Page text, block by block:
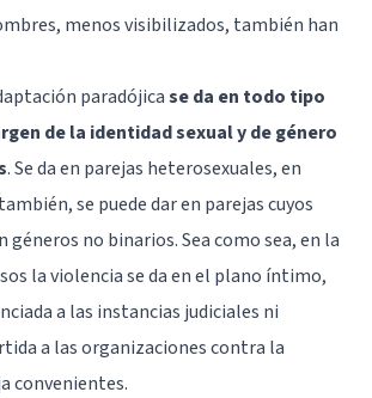
menos visibilizados, también han
paradójicase da en todo tipo
de la identidad sexual y de género
. Se da en parejas heterosexuales, en
se puede dar en parejas cuyos
no binarios. Sea como sea, en la
la violencia se da en el plano íntimo,
a las instancias judiciales ni
a las organizaciones contra la
convenientes.